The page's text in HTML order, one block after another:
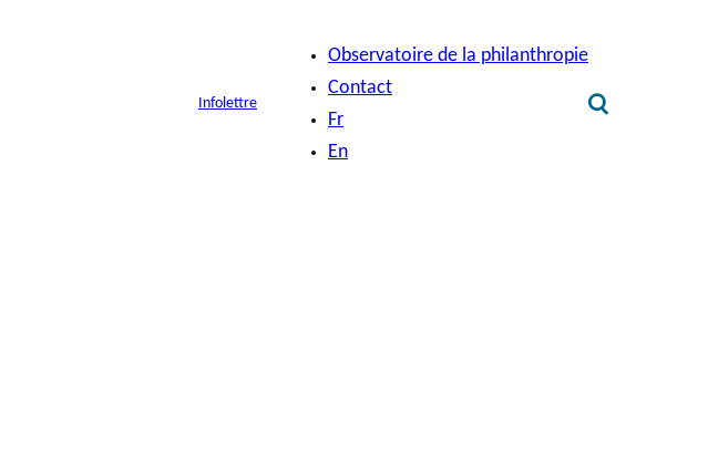
Infolettre
Observatoire de la philanthropie
Contact
Fr
En